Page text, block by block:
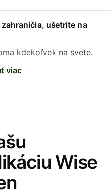
ušetrite na
kdekoľvek na svete.
viac
Wise